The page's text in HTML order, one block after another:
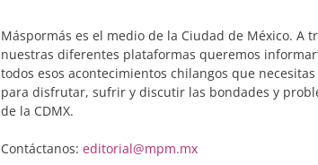
Máspormás es el medio de la Ciudad de México. A
nuestras diferentes plataformas queremos
todos esos acontecimientos chilangos que
para disfrutar, sufrir y discutir las bondades y
de la CDMX.
Contáctanos: editorial@mpm.mx